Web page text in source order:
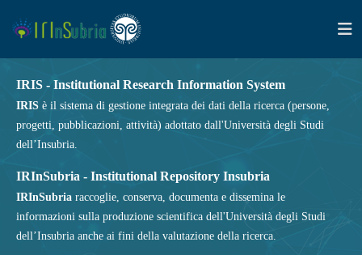
IRIS - Institutional Research Information System
IRIS è il sistema di gestione integrata dei dati della ricerca (persone,
progetti, pubblicazioni, attività) adottato dall'Università degli Studi
dell’Insubria.
IRInSubria - Institutional Repository Insubria
IRInSubria raccoglie, conserva, documenta e dissemina le
informazioni sulla produzione scientifica dell'Università degli Studi
dell’Insubria anche ai fini della valutazione della ricerca.